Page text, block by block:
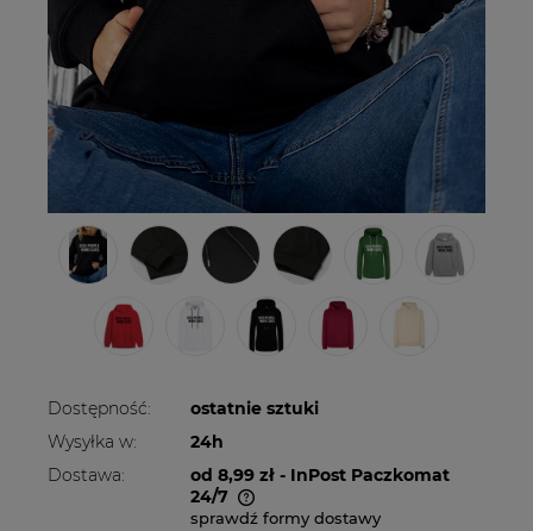
Dostępność:
ostatnie sztuki
Wysyłka w:
24h
Dostawa:
od 8,99 zł - InPost Paczkomat
24/7
Cena nie zawiera ewentualnych kosztów
sprawdź formy dostawy